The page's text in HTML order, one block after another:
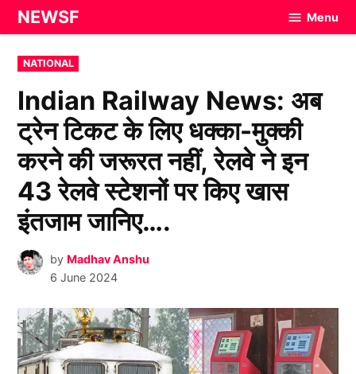
Skip
to
content
NEWSF Menu
POSTED
IN
NATIONAL
Indian Railway News: अब
ट्रेन टिकट के लिए धक्का-मुक्की
करने की जरूरत नहीं, रेलवे ने इन
43 रेलवे स्टेशनों पर किए खास
इंतजाम जानिए….
by Madhav Anshu
6 June 2024